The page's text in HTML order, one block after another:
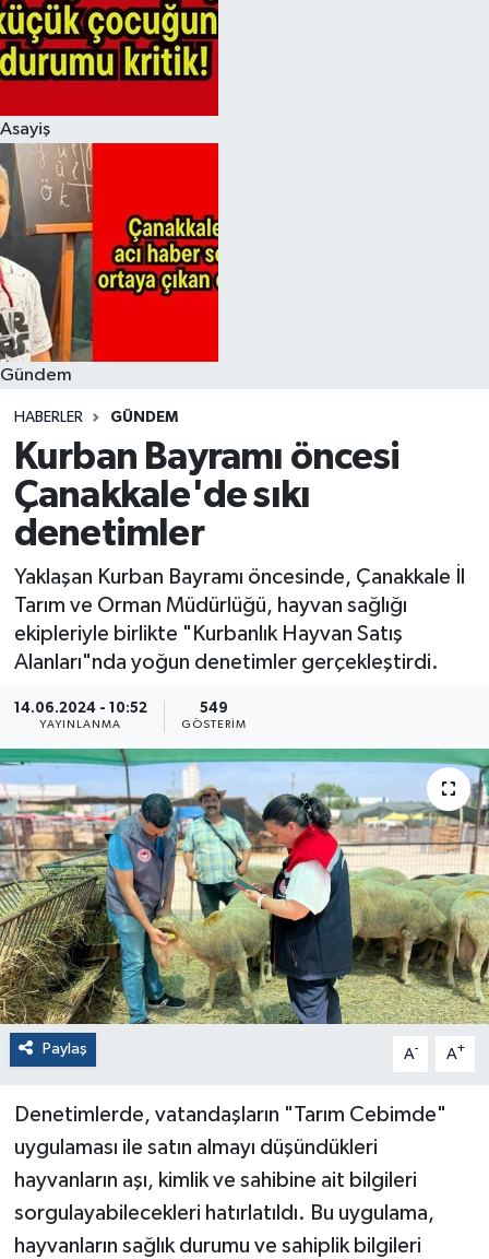
Asayiş
Gündem
HABERLER GÜNDEM
Kurban Bayramı öncesi
Çanakkale'de sıkı
denetimler
Yaklaşan Kurban Bayramı öncesinde, Çanakkale İl
Tarım ve Orman Müdürlüğü, hayvan sağlığı
ekipleriyle birlikte "Kurbanlık Hayvan Satış
Alanları"nda yoğun denetimler gerçekleştirdi.
14.06.2024 - 10:52
YAYINLANMA
549
GÖSTERIM
Paylaş A- A+
Denetimlerde, vatandaşların "Tarım Cebimde"
uygulaması ile satın almayı düşündükleri
hayvanların aşı, kimlik ve sahibine ait bilgileri
sorgulayabilecekleri hatırlatıldı. Bu uygulama,
hayvanların sağlık durumu ve sahiplik bilgileri